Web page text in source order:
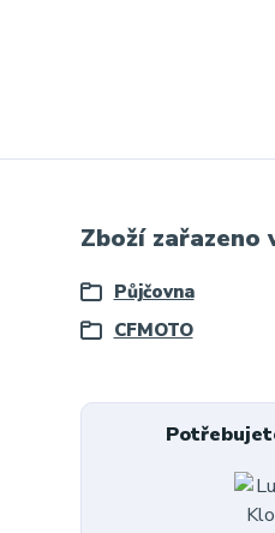
Zboží zařazeno
Půjčovna
CFMOTO